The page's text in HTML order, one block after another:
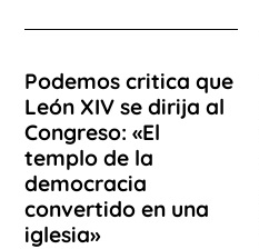
Podemos critica que
León XIV se dirija al
Congreso: «El
templo de la
democracia
convertido en una
iglesia»